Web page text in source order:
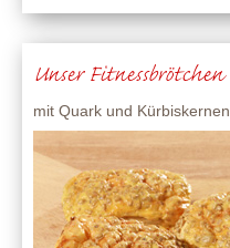
Unser Fitnessbrötchen
mit Quark und Kürbiskernen